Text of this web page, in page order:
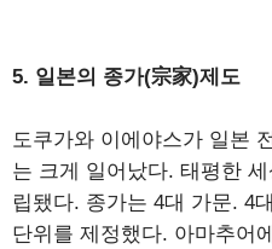
5. 일본의 종가(宗家)제도
도쿠가와 이에야스가 일본
는 크게 일어났다. 태평한
립됐다. 종가는 4대 가문. 4
단위를 제정했다. 아마추어